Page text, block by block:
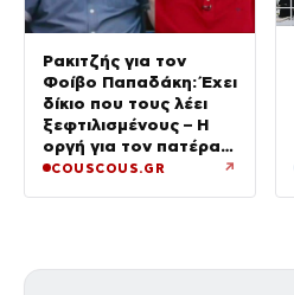
Ρακιτζής για τον
Φοίβο Παπαδάκη: Έχει
δίκιο που τους λέει
ξεφτιλισμένους – Η
οργή για τον πατέρα
του
COUSCOUS.GR ↗